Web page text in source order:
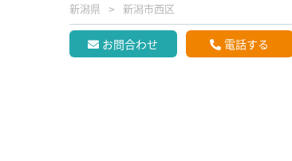
新潟県 新潟市西区
お問合わせ 電話する